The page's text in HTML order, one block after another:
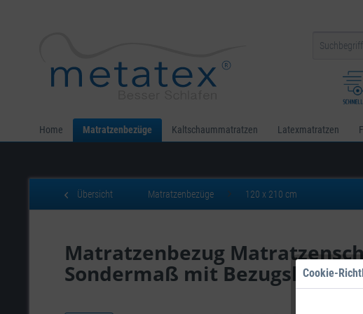
Home Matratzenbezüge Kaltschaummatratzen Latexmatratzen
Übersicht Matratzenbezüge 120 x 210 cm
Matratzenbezug
Sondermaß mit Bezugshilfe
Cookie-